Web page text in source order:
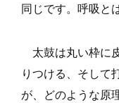
同じです。呼吸と
太鼓は丸い枠に
りつける、そして
が、どのような原